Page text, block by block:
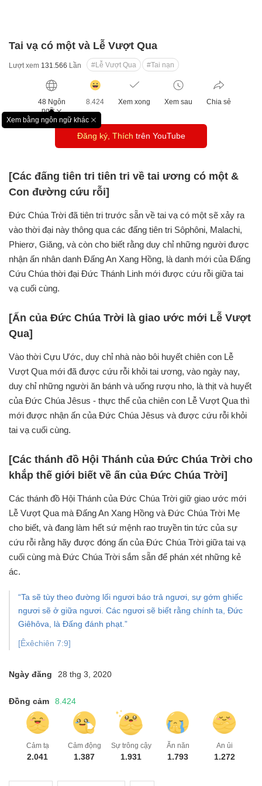
Tai vạ có một và Lễ Vượt Qua
Lượt xem 131.566 Lần #Lễ Vượt Qua #Tai nạn
48 Ngôn
ngữ
Xem bằng ngôn ngữ khác
창
닫
기
감
클
릭
수
8.424 Xem xong Xem sau Chia sẻ
Đăng ký, Thích trên YouTube
[Các đấng tiên tri tiên tri về tai ương có một &
Con đường cứu rỗi]
Đức Chúa Trời đã tiên tri trước sẵn về tai vạ có một sẽ xảy ra
vào thời đại này thông qua các đấng tiên tri Sôphôni, Malachi,
Phierơ, Giăng, và còn cho biết rằng duy chỉ những người được
nhận ấn nhân danh Đấng An Xang Hồng, là danh mới của Đấng
Cứu Chúa thời đại Đức Thánh Linh mới được cứu rỗi giữa tai
vạ cuối cùng.
[Ấn của Đức Chúa Trời là giao ước mới Lễ Vượt
Qua]
Vào thời Cựu Ước, duy chỉ nhà nào bôi huyết chiên con Lễ
Vượt Qua mới đã được cứu rỗi khỏi tai ương, vào ngày nay,
duy chỉ những người ăn bánh và uống rượu nho, là thịt và huyết
của Đức Chúa Jêsus - thực thể của chiên con Lễ Vượt Qua thì
mới được nhận ấn của Đức Chúa Jêsus và được cứu rỗi khỏi
tai vạ cuối cùng.
[Các thánh đồ Hội Thánh của Đức Chúa Trời cho
khắp thế giới biết về ấn của Đức Chúa Trời]
Các thánh đồ Hội Thánh của Đức Chúa Trời giữ giao ước mới
Lễ Vượt Qua mà Đấng An Xang Hồng và Đức Chúa Trời Mẹ
cho biết, và đang làm hết sứ mệnh rao truyền tin tức của sự
cứu rỗi rằng hãy được đóng ấn của Đức Chúa Trời giữa tai vạ
cuối cùng mà Đức Chúa Trời sắm sẵn để phán xét những kẻ
ác.
“Ta sẽ tùy theo đường lối ngươi báo trả ngươi, sự gớm ghiếc
ngươi sẽ ở giữa ngươi. Các ngươi sẽ biết rằng chính ta, Ðức
Giêhôva, là Ðấng đánh phạt.”
[Êxêchiên 7:9]
Ngày đăng 28 thg 3, 2020
Đồng cảm 8.424
Cảm tạ
2.041
Cảm động
1.387
Sự trông cậy
1.931
Ăn năn
1.793
An ủi
1.272